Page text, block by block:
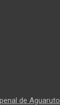
de Aguaruto